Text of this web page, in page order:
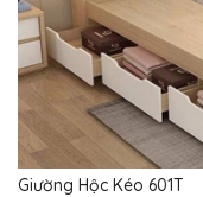
Giường Hộc Kéo 601T